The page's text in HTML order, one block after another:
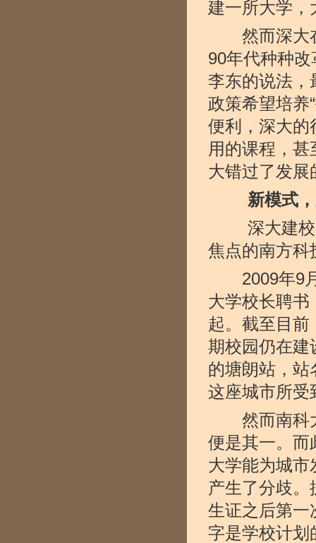
建一所大学，
然而深大在
90年代种种
李东的说法，
政策希望培养
便利，深大的
用的课程，
大错过了发展
新模式，
深大建校初
焦点的南方科
2009年9月
大学校长聘书
起。截至目前
期校园仍在建
的塘朗站，站
这座城市所受
然而南科大
便是其一。而
大学能为城市
产生了分歧
生证之后第
字是学校计划